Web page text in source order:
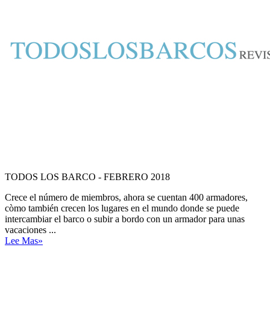
TODOS LOS BARCO - FEBRERO 2018
Crece el número de miembros, ahora se cuentan 400 armadores,
còmo también crecen los lugares en el mundo donde se puede
intercambiar el barco o subir a bordo con un armador para unas
vacaciones ...
Lee Mas»